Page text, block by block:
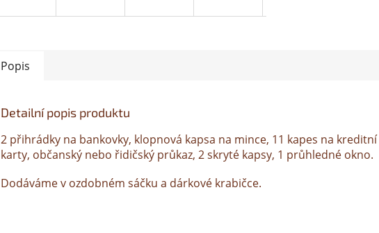
Popis
Detailní popis produktu
2 přihrádky na bankovky, klopnová kapsa na mince, 11 kapes na kreditní
karty, občanský nebo řidičský průkaz, 2 skryté kapsy, 1 průhledné okno.
Dodáváme v ozdobném sáčku a dárkové krabičce.